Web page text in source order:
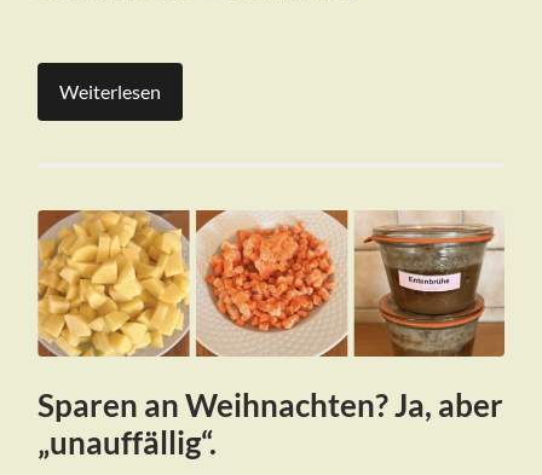
Weiterlesen
Sparen an Weihnachten? Ja, aber
„unauffällig“.